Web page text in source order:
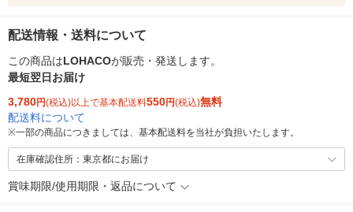
配送情報・送料について
この商品はLOHACOが販売・発送します。
最短翌日お届け
3,780円(税込)以上で基本配送料550円(税込)無料
配送料について
※一部の商品につきましては、基本配送料を当社が負担いたします。
在庫確認住所：東京都にお届け
賞味期限/使用期限・返品について